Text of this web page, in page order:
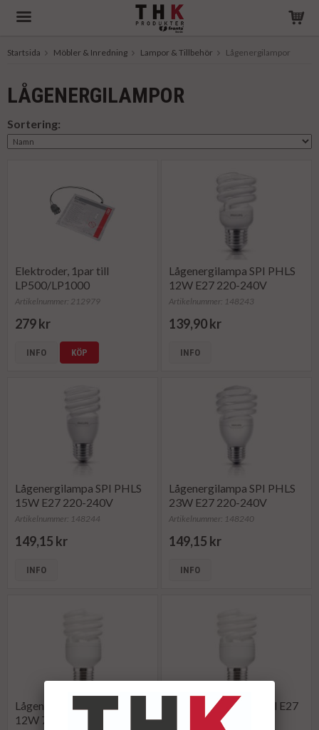
Startsida Möbler & Inredning Lampor & Tillbehör Lågenergilampor
LÅGENERGILAMPOR
Sortering:
Elektroder, 1par till
LP500/LP1000
Artikelnummer: 212979
279 kr
INFO KÖP
Lågenergilampa SPI PHLS
12W E27 220-240V
Artikelnummer: 148243
139,90 kr
INFO
Lågenergilampa SPI PHLS
15W E27 220-240V
Artikelnummer: 148244
149,15 kr
INFO
Lågenergilampa SPI PHLS
23W E27 220-240V
Artikelnummer: 148240
149,15 kr
INFO
Lågenergilampa Spiral E27
12W 715lm
Lågenergilampa Spiral E27
15W 950lm